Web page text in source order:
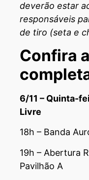
deverão estar
responsáveis
de tiro (seta e
Confira
6/11 – Quinta-
Livre
18h – Banda
19h – Abertura
Pavilhão A